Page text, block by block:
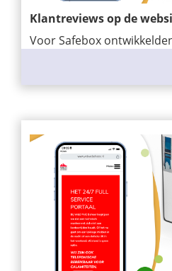
Klantreviews op de
Voor Safebox